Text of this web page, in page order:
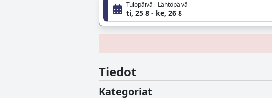
Tulopäivä - Lähtöpäivä
ti, 25 8 - ke, 26 8
Tiedot
Kategoriat